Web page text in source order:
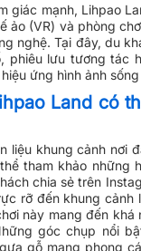
giác mạnh, Lihpao
ảo (VR) và phòng
nghệ. Tại đây, du
phiêu lưu tương tác
ứng hình ảnh
Land có
liệu khung cảnh nơi
tham khảo những
chia sẻ trên
rỡ đến khung cảnh
này mang đến khá
góc chụp nổi
gỗ mang phong